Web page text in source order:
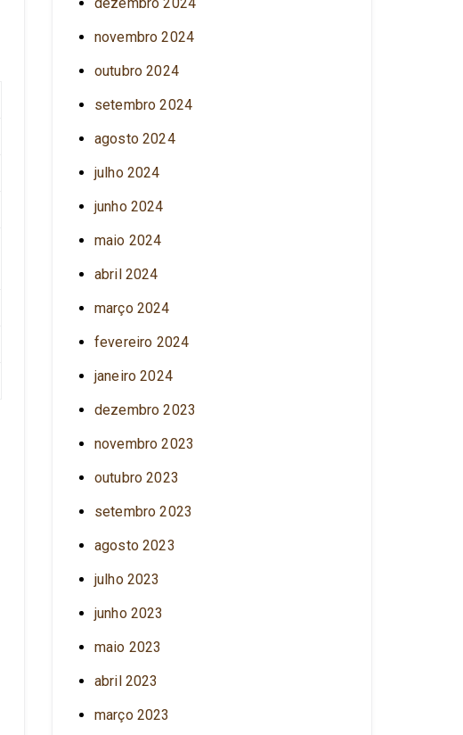
novembro 2024
outubro 2024
setembro 2024
agosto 2024
julho 2024
junho 2024
maio 2024
abril 2024
março 2024
fevereiro 2024
janeiro 2024
dezembro 2023
novembro 2023
outubro 2023
setembro 2023
agosto 2023
julho 2023
junho 2023
maio 2023
abril 2023
março 2023